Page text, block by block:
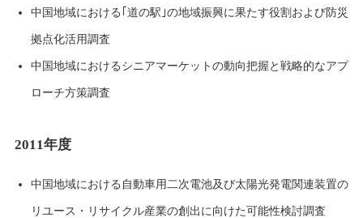
中国地域における｢道の駅｣の地域振興に果たす役割および防災
拠点化活用調査
中国地域におけるシニアマーケットの動向把握と戦略的なアプ
ローチ方策調査
2011年度
中国地域における自動車用二次電池及び太陽光発電関連装置の
リユース・リサイクル産業の創出に向けた可能性検討調査